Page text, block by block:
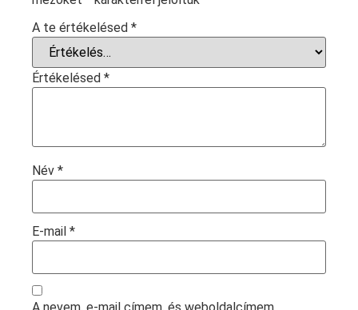
A te értékelésed *
Értékelésed *
Név *
E-mail *